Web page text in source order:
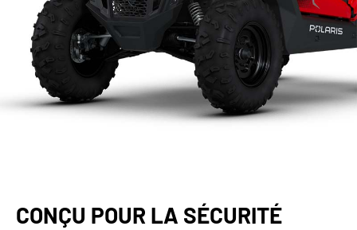
CONÇU POUR LA SÉCURITÉ